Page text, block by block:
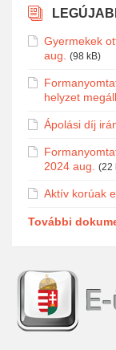
Gyermekek
aug.
(98 kB)
helyzet
Ápolási díj
2024 aug.
(22
Aktív korúak
További